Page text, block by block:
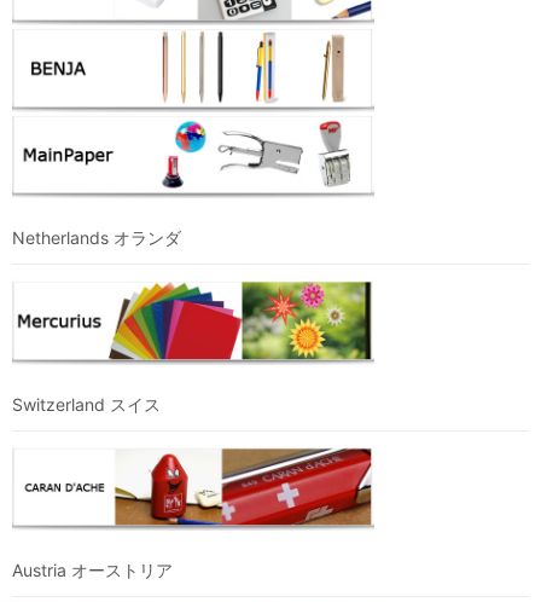
Netherlands オランダ
Switzerland スイス
Austria オーストリア